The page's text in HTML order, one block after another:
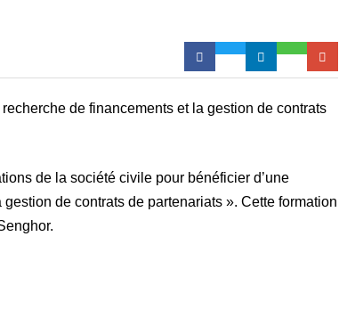
de financements et la gestion de contrats
de la société civile pour bénéficier d’une
de contrats de partenariats ». Cette formation